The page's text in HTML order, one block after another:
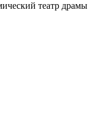
театр драмы